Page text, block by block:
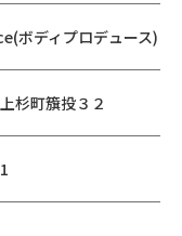
ボディプロデュース)
杉町籏投３２